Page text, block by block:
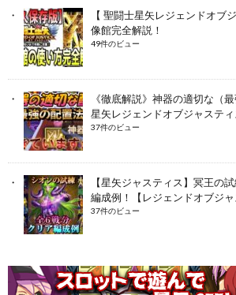
【 聖闘士星矢レジェンドオブ
像館完全解説！
49件のビュー
《徹底解説》神器の適切な（
星矢レジェンドオブジャスティ
37件のビュー
【星矢ジャスティス】冥王の
編成例！【レジェンドオブジャ
37件のビュー